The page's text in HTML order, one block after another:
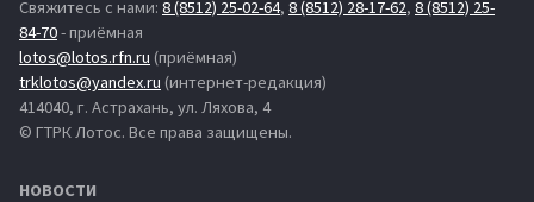
Свяжитесь с нами: 8 (8512) 25-02-64, 8 (8512) 28-17-62, 8 (8512) 25-
84-70- приёмная
lotos@lotos.rfn.ru (приёмная)
trklotos@yandex.ru (интернет-редакция)
414040, г. Астрахань, ул. Ляхова, 4
© ГТРК Лотос. Все права защищены.
НОВОСТИ